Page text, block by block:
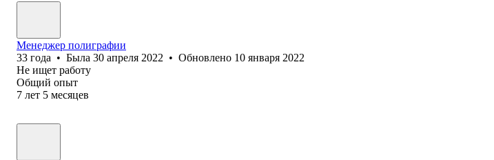
Менеджер полиграфии
33 года • Была 30 апреля 2022 • Обновлено 10 января 2022
Не ищет работу
Общий опыт
7 лет 5 месяцев